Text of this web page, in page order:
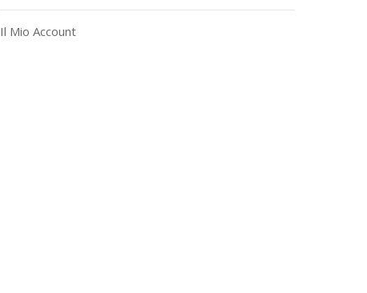
Il Mio Account